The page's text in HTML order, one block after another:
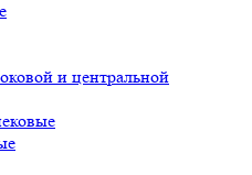
и центральной